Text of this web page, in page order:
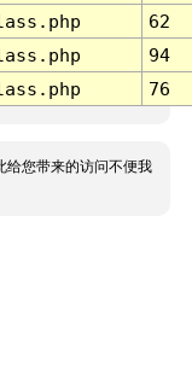
62
94
76
给您带来的访问不便我